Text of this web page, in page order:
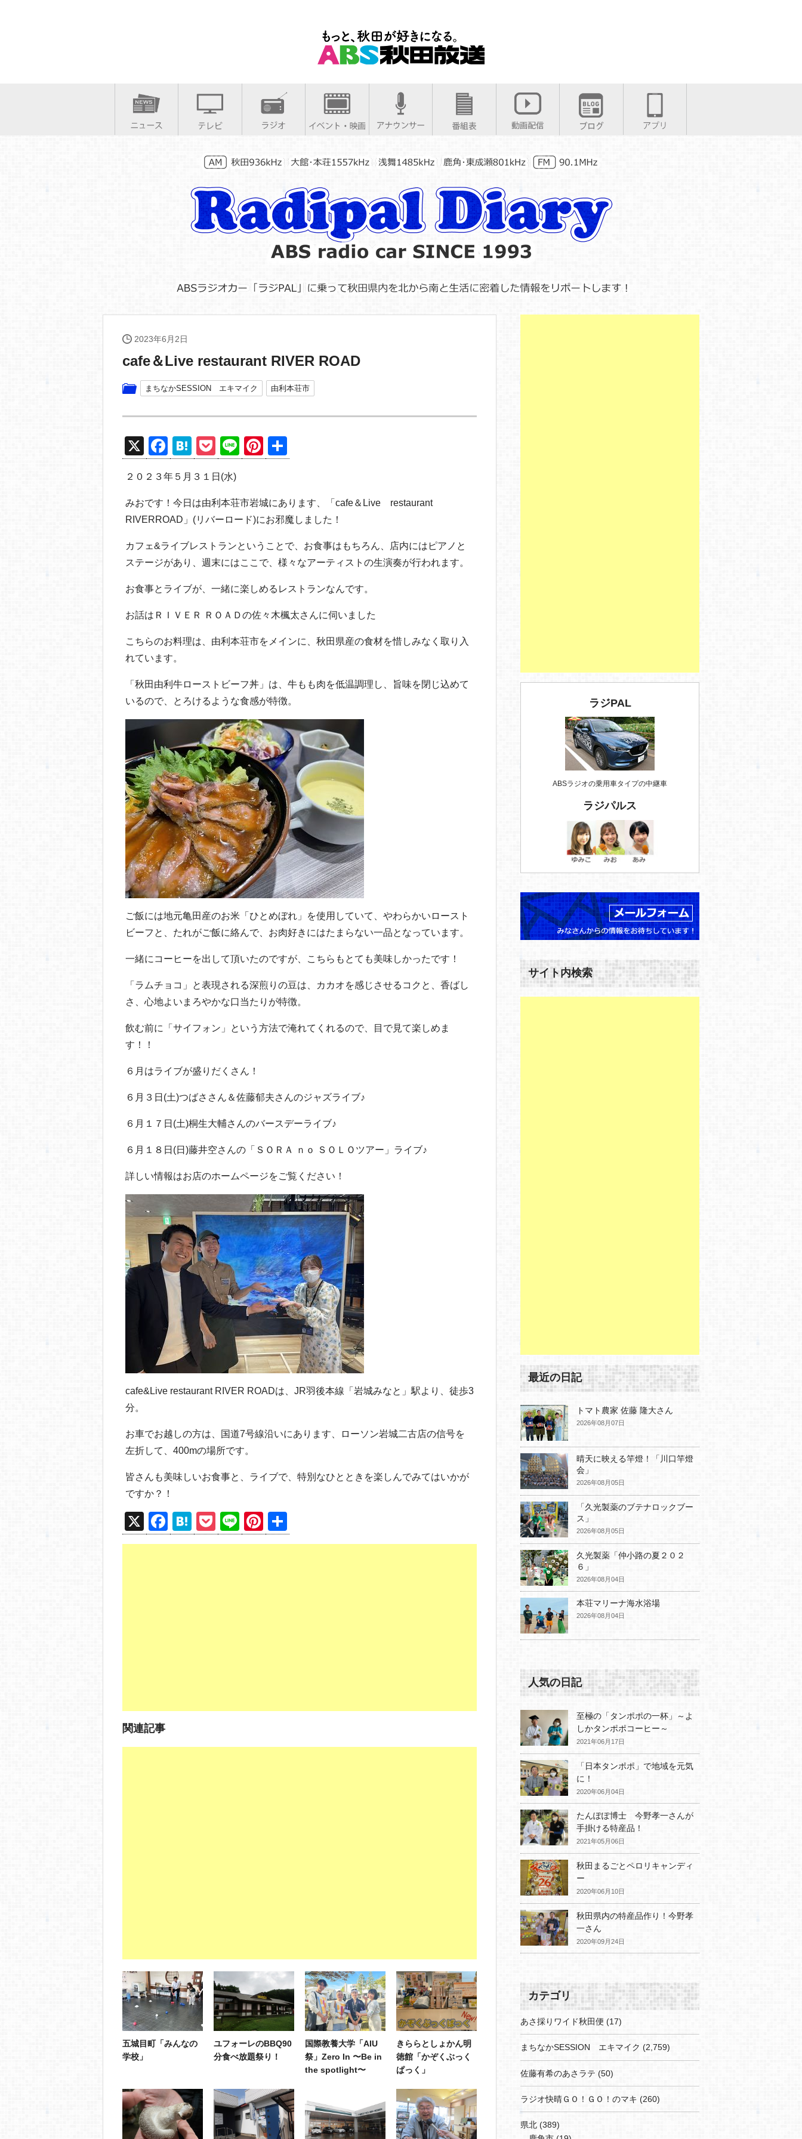
2023年6月2日
cafe＆Live restaurant RIVER ROAD
まちなかSESSION エキマイク 由利本荘市
X
F
a
c
e
b
o
o
k
H
at
e
n
a
P
o
ck
et
Li
n
Pi
nt
e
st
有
２０２３年５月３１日(水)
みおです！今日は由利本荘市岩城にあります、「cafe＆Live restaurant
RIVERROAD」(リバーロード)にお邪魔しました！
カフェ&ライブレストランということで、お食事はもちろん、店内にはピアノと
ステージがあり、週末にはここで、様々なアーティストの生演奏が行われます。
お食事とライブが、一緒に楽しめるレストランなんです。
お話はＲＩＶＥＲ ＲＯＡＤの佐々木楓太さんに伺いました
こちらのお料理は、由利本荘市をメインに、秋田県産の食材を惜しみなく取り入
れています。
「秋田由利牛ローストビーフ丼」は、牛もも肉を低温調理し、旨味を閉じ込めて
いるので、とろけるような食感が特徴。
ご飯には地元亀田産のお米「ひとめぼれ」を使用していて、やわらかいロースト
ビーフと、たれがご飯に絡んで、お肉好きにはたまらない一品となっています。
一緒にコーヒーを出して頂いたのですが、こちらもとても美味しかったです！
「ラムチョコ」と表現される深煎りの豆は、カカオを感じさせるコクと、香ばし
さ、心地よいまろやかな口当たりが特徴。
飲む前に「サイフォン」という方法で淹れてくれるので、目で見て楽しめま
す！！
６月はライブが盛りだくさん！
６月３日(土)つばささん＆佐藤郁夫さんのジャズライブ♪
６月１７日(土)桐生大輔さんのバースデーライブ♪
６月１８日(日)藤井空さんの「ＳＯＲＡ ｎｏ ＳＯＬＯツアー」ライブ♪
詳しい情報はお店のホームページをご覧ください！
cafe&Live restaurant RIVER ROADは、JR羽後本線「岩城みなと」駅より、徒歩3
分。
お車でお越しの方は、国道7号線沿いにあります、ローソン岩城二古店の信号を
左折して、400mの場所です。
皆さんも美味しいお食事と、ライブで、特別なひとときを楽しんでみてはいかが
ですか？！
X
F
a
H
at
P
o
Li
n
Pi
nt 有
関連記事
五城目町「みんなの
学校」
ユフォーレのBBQ90
分食べ放題祭り！
国際教養大学「AIU
祭」Zero In 〜Be in
the spotlight〜
きららとしょかん明
徳館「かぞくぶっく
ぱっく」
ラジPAL
ABSラジオの乗用車タイプの中継車
ラジパルス
サイト内検索
最近の日記
トマト農家 佐藤 隆大さん
2026年08月07日
晴天に映える竿燈！「川口竿燈
会」
2026年08月05日
「久光製薬のブテナロックブー
ス」
2026年08月05日
久光製薬「仲小路の夏２０２
６」
2026年08月04日
本荘マリーナ海水浴場
2026年08月04日
人気の日記
至極の「タンポポの一杯」～よ
しかタンポポコーヒー～
2021年06月17日
「日本タンポポ」で地域を元気
に！
2020年06月04日
たんぽぽ博士 今野孝一さんが
手掛ける特産品！
2021年05月06日
秋田まるごとペロリキャンディ
ー
2020年06月10日
秋田県内の特産品作り！今野孝
一さん
2020年09月24日
カテゴリ
あさ採りワイド秋田便 (17)
まちなかSESSION エキマイク (2,759)
佐藤有希のあさラテ (50)
ラジオ快晴ＧＯ！ＧＯ！のマキ (260)
県北 (389)